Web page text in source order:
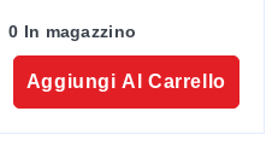
0 In magazzino
Aggiungi Al Carrello